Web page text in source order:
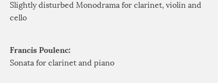
Slightly disturbed Monodrama for clarinet, violin and
cello
Francis Poulenc:
Sonata for clarinet and piano